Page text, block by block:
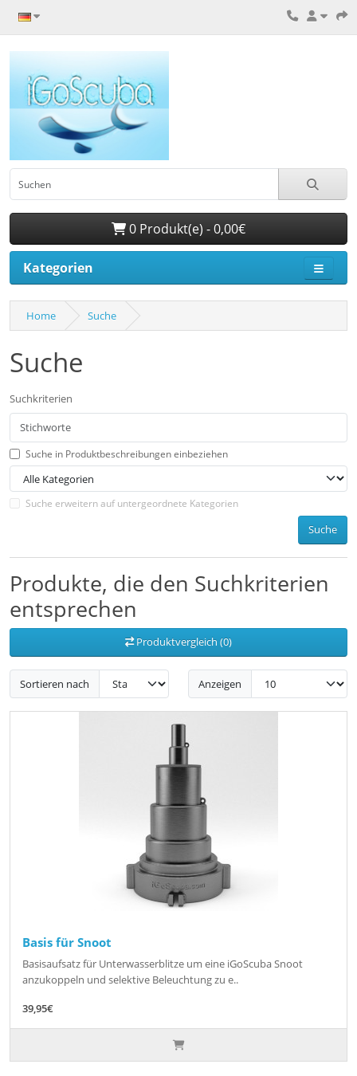
0 Produkt(e) - 0,00€
Kategorien
Home Suche
Suche
Suchkriterien
Suche in Produktbeschreibungen einbeziehen
Suche erweitern auf untergeordnete Kategorien
Suche
Produkte, die den Suchkriterien
entsprechen
Produktvergleich (0)
Sortieren nach Anzeigen
Basis für Snoot
Basisaufsatz für Unterwasserblitze um eine iGoScuba Snoot
anzukoppeln und selektive Beleuchtung zu e..
39,95€